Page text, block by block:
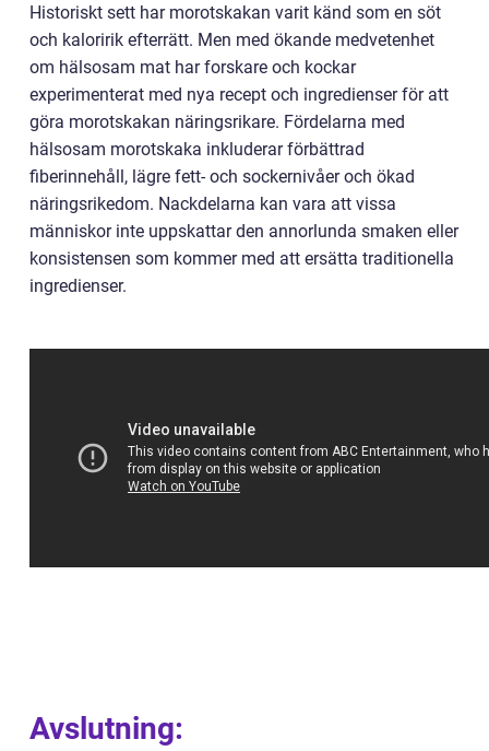
Historiskt sett har morotskakan varit känd som en söt
och kaloririk efterrätt. Men med ökande medvetenhet
om hälsosam mat har forskare och kockar
experimenterat med nya recept och ingredienser för att
göra morotskakan näringsrikare. Fördelarna med
hälsosam morotskaka inkluderar förbättrad
fiberinnehåll, lägre fett- och sockernivåer och ökad
näringsrikedom. Nackdelarna kan vara att vissa
människor inte uppskattar den annorlunda smaken eller
konsistensen som kommer med att ersätta traditionella
ingredienser.
Avslutning: